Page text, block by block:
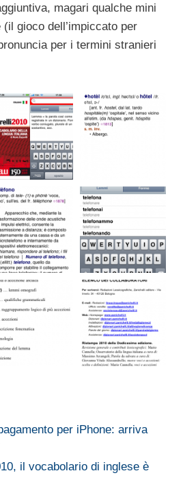
magari qualche mini
gioco dell’impiccato per
per i termini stranieri
per iPhone: arriva
il vocabolario di inglese è